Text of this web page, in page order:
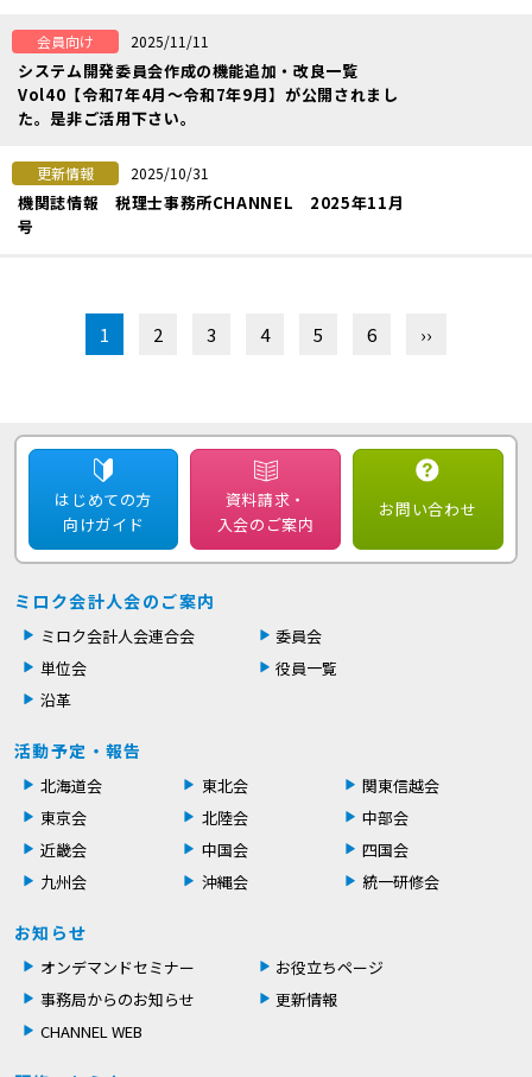
会員向け 2025/11/11
システム開発委員会作成の機能追加・改良一覧
Vol40【令和7年4月～令和7年9月】が公開されまし
た。是非ご活用下さい。
更新情報 2025/10/31
機関誌情報 税理士事務所CHANNEL 2025年11月
号
1 2 3 4 5 6 ››
はじめての方
向けガイド
資料請求・
入会のご案内
お問い合わせ
ミロク会計人会のご案内
ミロク会計人会連合会
委員会
単位会
役員一覧
沿革
活動予定・報告
北海道会 東北会
関東信越会
東京会
北陸会
中部会
近畿会
中国会
四国会
九州会
沖縄会 統一研修会
お知らせ
オンデマンドセミナー
お役立ちページ
事務局からのお知らせ
更新情報
CHANNEL WEB